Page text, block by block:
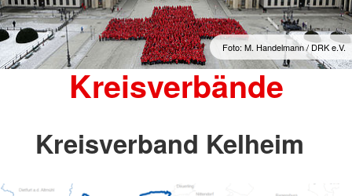
Foto: M. Handelmann / DRK e.V.
Kreisverbände
Kreisverband Kelheim